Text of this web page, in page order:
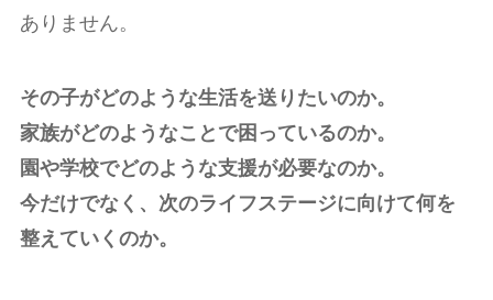
ありません。
その子がどのような生活を送りたいのか。
家族がどのようなことで困っているのか。
園や学校でどのような支援が必要なのか。
今だけでなく、次のライフステージに向けて何を
整えていくのか。